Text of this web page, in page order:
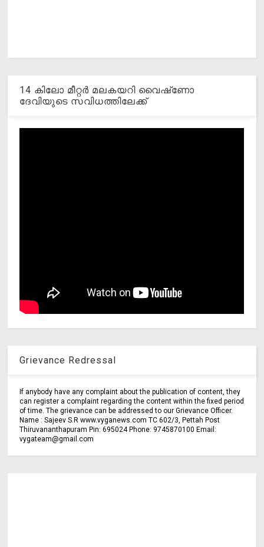
14 കിലോ മീറ്റര്‍ മലകയറി വൈഷ്‌ണോ
ദേവിയുടെ സവിധത്തിലേക്ക്
Grievance Redressal
If anybody have any complaint about the publication of content, they
can register a complaint regarding the content within the fixed period
of time. The grievance can be addressed to our Grievance Officer.
Name : Sajeev S.R www.vyganews.com TC 602/3, Pettah Post
Thiruvananthapuram Pin: 695024 Phone: 9745870100 Email:
vygateam@gmail.com